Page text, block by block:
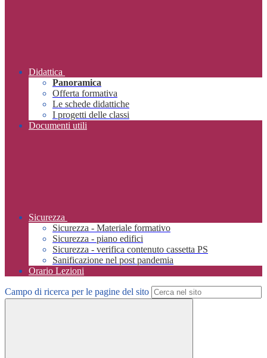
Didattica
Panoramica
Offerta formativa
Le schede didattiche
I progetti delle classi
Documenti utili
Sicurezza
Sicurezza - Materiale formativo
Sicurezza - piano edifici
Sicurezza - verifica contenuto cassetta PS
Sanificazione nel post pandemia
Orario Lezioni
Campo di ricerca per le pagine del sito